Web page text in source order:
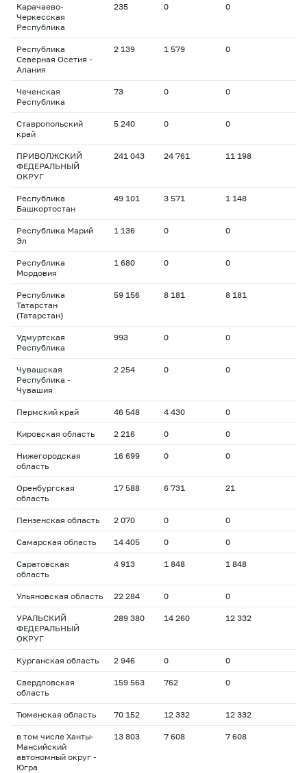
Карачаево-
Черкесская
Республика
235 0 0
Республика
Северная Осетия -
Алания
2 139 1 579 0
Чеченская
Республика
73 0 0
Ставропольский
край
5 240 0 0
ПРИВОЛЖСКИЙ
ФЕДЕРАЛЬНЫЙ
ОКРУГ
241 043 24 761 11 198
Республика
Башкортостан
49 101 3 571 1 148
Республика Марий
Эл
1 136 0 0
Республика
Мордовия
1 680 0 0
Республика
Татарстан
(Татарстан)
59 156 8 181 8 181
Удмуртская
Республика
993 0 0
Чувашская
Республика -
Чувашия
2 254 0 0
Пермский край 46 548 4 430 0
Кировская область 2 216 0 0
Нижегородская
область
16 699 0 0
Оренбургская
область
17 588 6 731 21
Пензенская область 2 070 0 0
Самарская область 14 405 0 0
Саратовская
область
4 913 1 848 1 848
Ульяновская область 22 284 0 0
УРАЛЬСКИЙ
ФЕДЕРАЛЬНЫЙ
ОКРУГ
289 380 14 260 12 332
Курганская область 2 946 0 0
Свердловская
область
159 563 762 0
Тюменская область 70 152 12 332 12 332
в том числе Ханты-
Мансийский
автономный округ -
Югра
13 803 7 608 7 608